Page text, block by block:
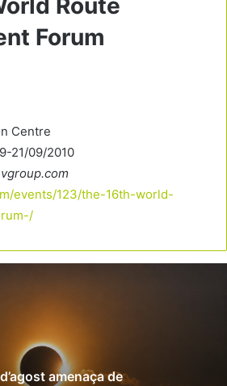
Route
Forum
Centre
21/09/2010
events/123/the-16th-world-
amenaça de